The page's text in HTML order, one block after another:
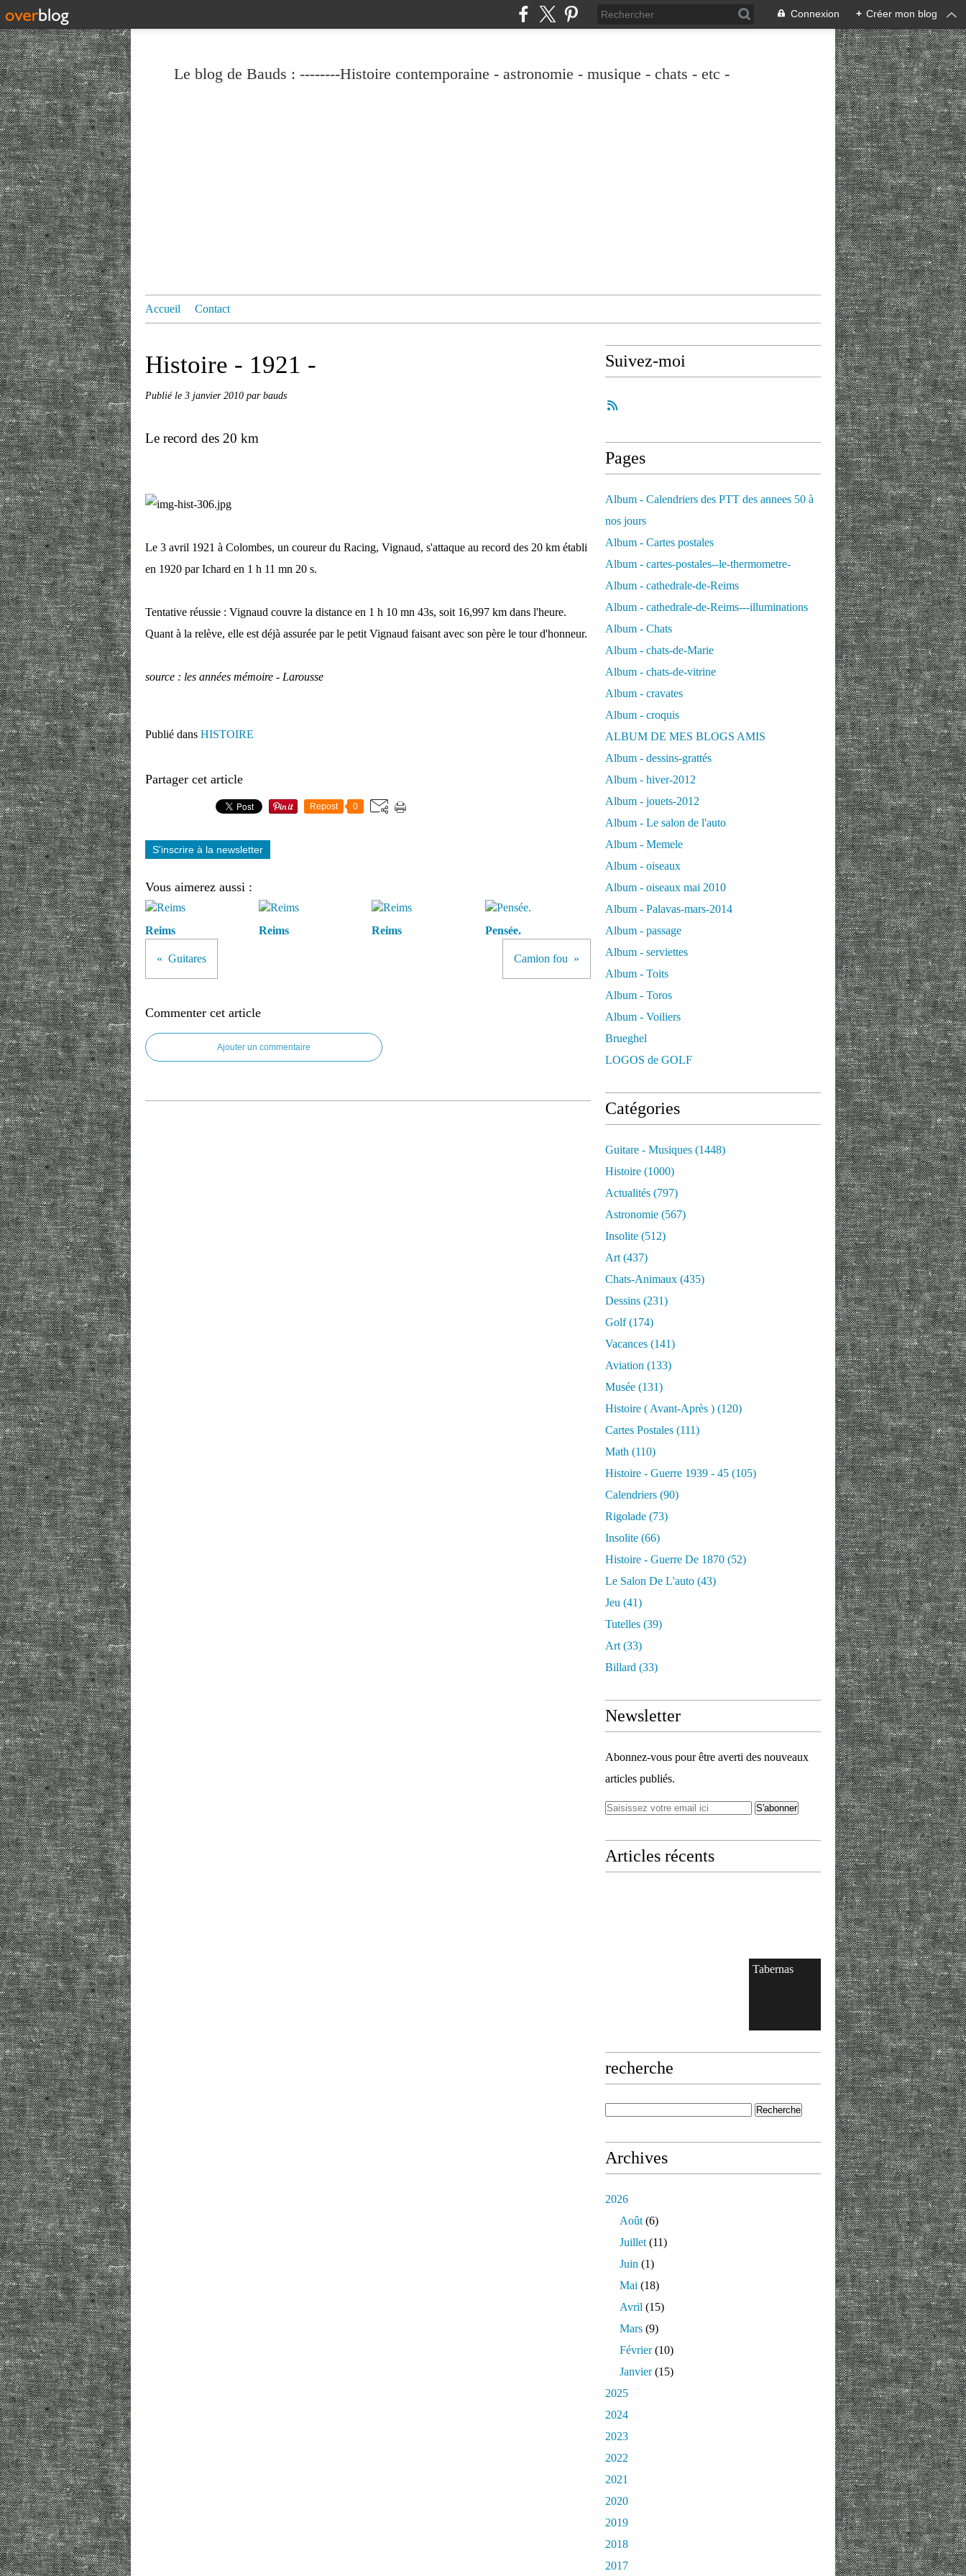
Connexion + Créer mon blog
Le blog de Bauds : --------Histoire contemporaine - astronomie - musique - chats - etc -
Accueil Contact
Histoire - 1921 -
Publié le 3 janvier 2010 par bauds
Le record des 20 km
Le 3 avril 1921 à Colombes, un coureur du Racing, Vignaud, s'attaque au record des 20 km établi
en 1920 par Ichard en 1 h 11 mn 20 s.
Tentative réussie : Vignaud couvre la distance en 1 h 10 mn 43s, soit 16,997 km dans l'heure.
Quant à la relève, elle est déjà assurée par le petit Vignaud faisant avec son père le tour d'honneur.
source : les années mémoire - Larousse
Publié dans HISTOIRE
Partager cet article
Repost 0
S'inscrire à la newsletter
Vous aimerez aussi :
Reims Reims Reims Pensée.
Guitares Camion fou
Commenter cet article
Ajouter un commentaire
Suivez-moi
Pages
Album - Calendriers des PTT des annees 50 à
nos jours
Album - Cartes postales
Album - cartes-postales--le-thermometre-
Album - cathedrale-de-Reims
Album - cathedrale-de-Reims---illuminations
Album - Chats
Album - chats-de-Marie
Album - chats-de-vitrine
Album - cravates
Album - croquis
ALBUM DE MES BLOGS AMIS
Album - dessins-grattés
Album - hiver-2012
Album - jouets-2012
Album - Le salon de l'auto
Album - Memele
Album - oiseaux
Album - oiseaux mai 2010
Album - Palavas-mars-2014
Album - passage
Album - serviettes
Album - Toits
Album - Toros
Album - Voiliers
Brueghel
LOGOS de GOLF
Catégories
Guitare - Musiques (1448)
Histoire (1000)
Actualités (797)
Astronomie (567)
Insolite (512)
Art (437)
Chats-Animaux (435)
Dessins (231)
Golf(174)
Vacances (141)
Aviation (133)
Musée (131)
Histoire ( Avant-Après ) (120)
Cartes Postales (111)
Math (110)
Histoire - Guerre 1939 - 45 (105)
Calendriers (90)
Rigolade (73)
Insolite (66)
Histoire - Guerre De 1870 (52)
Le Salon De L'auto (43)
Jeu (41)
Tutelles (39)
Art (33)
Billard (33)
Newsletter
Abonnez-vous pour être averti des nouveaux
articles publiés.
Articles récents
Tabernas
recherche
Archives
2026
Août (6)
Juillet (11)
Juin (1)
Mai (18)
Avril (15)
Mars (9)
Février(10)
Janvier(15)
2025
2024
2023
2022
2021
2020
2019
2018
2017